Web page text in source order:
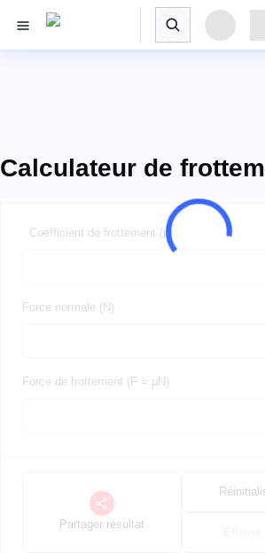
Calculateur de
Coefficient de frottement (μ)
Force normale (N)
Force de frottement (F = μN)
Partager résultat